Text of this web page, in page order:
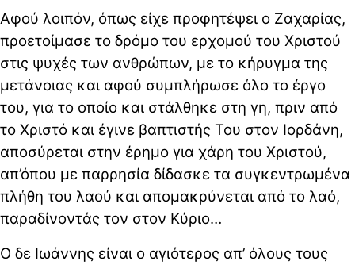
Αφού λοιπόν, όπως είχε προφητέψει ο Ζαχαρίας,
προετοίμασε το δρόμο του ερχομού του Χριστού
στις ψυχές των ανθρώπων, με το κήρυγμα της
μετάνοιας και αφού συμπλήρωσε όλο το έργο
του, για το οποίο και στάλθηκε στη γη, πριν από
το Χριστό και έγινε βαπτιστής Του στον Ιορδάνη,
αποσύρεται στην έρημο για χάρη του Χριστού,
απ’όπου με παρρησία δίδασκε τα συγκεντρωμένα
πλήθη του λαού και απομακρύνεται από το λαό,
παραδίνοντάς τον στον Κύριο…
Ο δε Ιωάννης είναι ο αγιότερος απ’ όλους τους